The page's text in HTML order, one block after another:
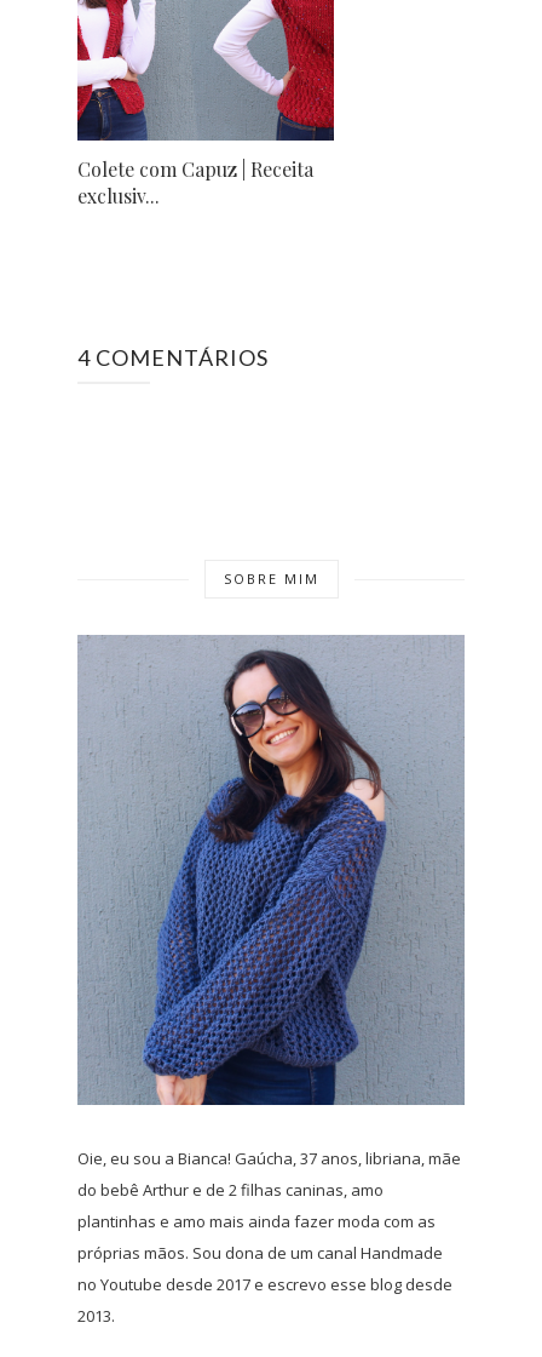
Colete com Capuz | Receita
exclusiv...
4 COMENTÁRIOS
SOBRE MIM
Oie, eu sou a Bianca! Gaúcha, 37 anos, libriana, mãe
do bebê Arthur e de 2 filhas caninas, amo
plantinhas e amo mais ainda fazer moda com as
próprias mãos. Sou dona de um canal Handmade
no Youtube desde 2017 e escrevo esse blog desde
2013.